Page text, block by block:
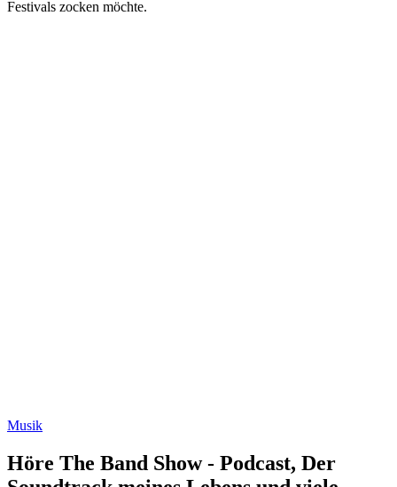
Festivals zocken möchte.
Musik
Höre The Band Show - Podcast, Der